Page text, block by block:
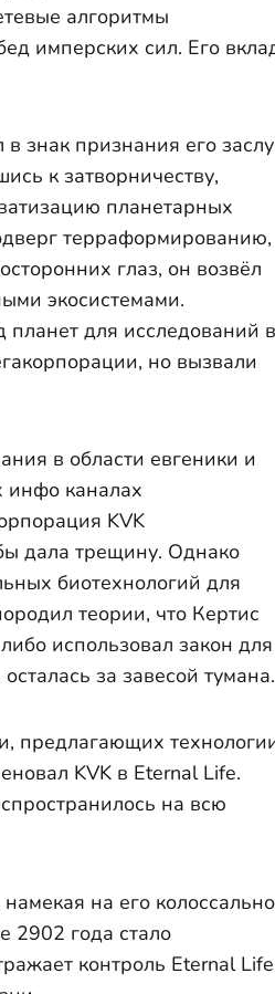
алгоритмы
имперских сил. Его
знак признания его
к затворничеству,
планетарных
терраформированию,
глаз, он возвёл
экосистемами.
для исследований в
но вызвали
в области евгеники и
инфо каналах
KVK
дала трещину. Однако
биотехнологий для
теории, что Кертис
использовал закон для
за завесой тумана.
предлагающих
KVK в Eternal Life.
на всю
на его
2902 года стало
контроль Eternal Life